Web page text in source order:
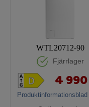
WTL20712-90
Fjärrlager
Produktinformationsblad
4 990